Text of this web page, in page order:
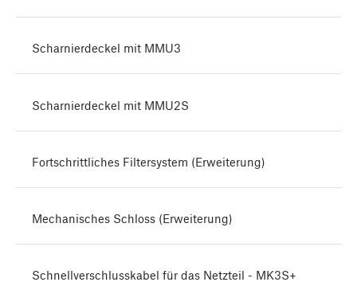
Scharnierdeckel mit MMU3
Scharnierdeckel mit MMU2S
Fortschrittliches Filtersystem (Erweiterung)
Mechanisches Schloss (Erweiterung)
Schnellverschlusskabel für das Netzteil - MK3S+